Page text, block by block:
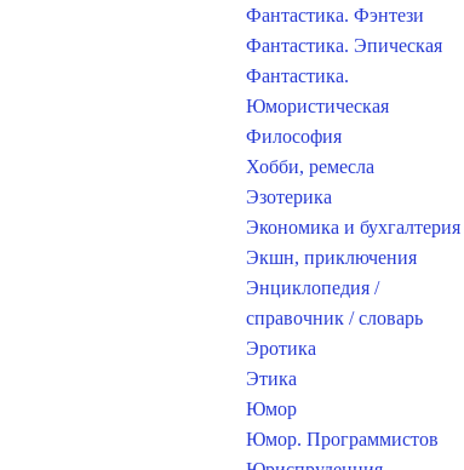
Фантастика. Фэнтези
Фантастика. Эпическая
Фантастика.
Юмористическая
Философия
Хобби, ремесла
Эзотерика
Экономика и бухгалтерия
Экшн, приключения
Энциклопедия /
справочник / словарь
Эротика
Этика
Юмор
Юмор. Программистов